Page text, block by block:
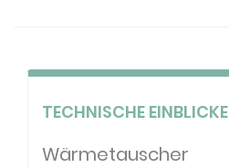
TECHNISCHE EINBLICKE
Wärmetauscher